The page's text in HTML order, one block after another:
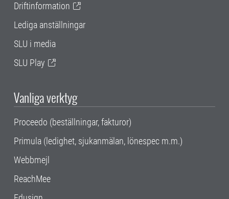
Driftinformation
Lediga anställningar
SLU i media
SLU Play
Vanliga verktyg
Proceedo (beställningar, fakturor)
Primula (ledighet, sjukanmälan, lönespec m.m.)
Webbmejl
ReachMee